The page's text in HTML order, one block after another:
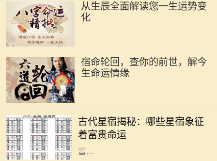
从生辰全面解读您一生运势变
化
宿命轮回，查你的前世，解今
生命运情缘
古代星宿揭秘：哪些星宿象征
着富贵命运
人命运的重要因素。星宿不仅仅是天
上的星星，更是古人用来预测人生轨
迹和命运起伏的工具。尤其是那些与
富...
在中国传统文化中，生肖和命理学是